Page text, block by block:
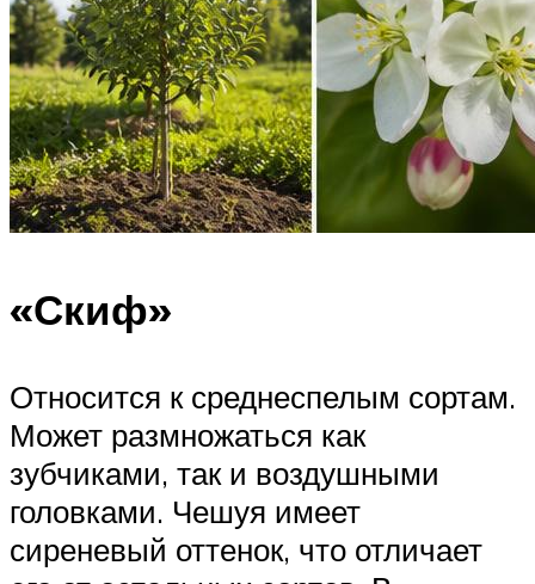
«Скиф»
Относится к среднеспелым сортам.
Может размножаться как
зубчиками, так и воздушными
головками. Чешуя имеет
сиреневый оттенок, что отличает